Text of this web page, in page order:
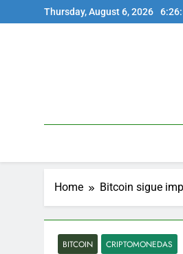
to
Thursday, August 6, 2026
Home Bitcoin sigue
BITCOIN CRIPTOMONEDAS